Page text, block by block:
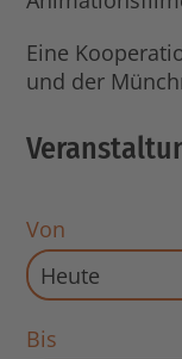
Eine
und der
Von
Bis